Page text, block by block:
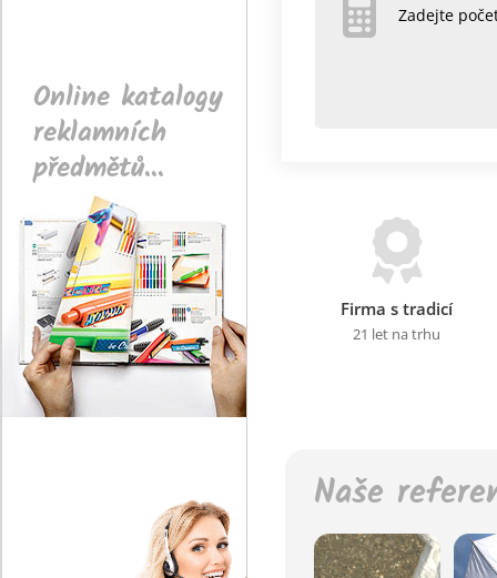
Online katalogy
reklamních
předmětů...
Zadejte
Firma s tradicí
21 let na trhu
Naše